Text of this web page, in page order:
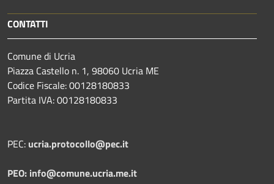
CONTATTI
Comune di Ucria
Piazza Castello n. 1, 98060 Ucria ME
Codice Fiscale: 00128180833
Partita IVA: 00128180833
PEC: ucria.protocollo@pec.it
PEO: info@comune.ucria.me.it